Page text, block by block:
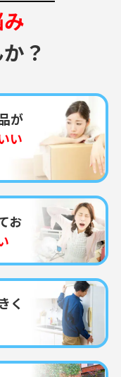
？
が
い
お
く